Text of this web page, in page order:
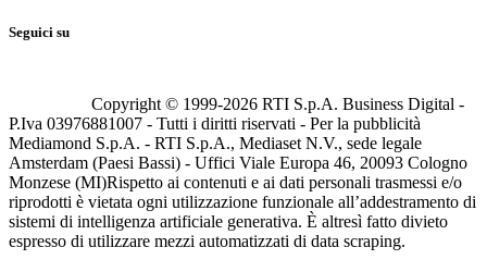
Seguici su
Copyright © 1999-2026 RTI S.p.A. Business Digital -
P.Iva 03976881007 - Tutti i diritti riservati - Per la pubblicità
Mediamond S.p.A. - RTI S.p.A., Mediaset N.V., sede legale
Amsterdam (Paesi Bassi) - Uffici Viale Europa 46, 20093 Cologno
Monzese (MI)Rispetto ai contenuti e ai dati personali trasmessi e/o
riprodotti è vietata ogni utilizzazione funzionale all’addestramento di
sistemi di intelligenza artificiale generativa. È altresì fatto divieto
espresso di utilizzare mezzi automatizzati di data scraping.